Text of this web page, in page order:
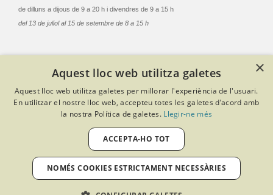
de dilluns a dijous de 9 a 20 h i divendres de 9 a 15 h
del 13 de juliol al 15 de setembre de 8 a 15 h
© Col·legi Oficial Infermeres i Infermers de Barcelona
Criteris de privacitat
Política de cookies
Avís legal
Política de protecció de dades
Política de qualitat
Desenvolupat amb Softeng Portal Builder
×
Aquest lloc web utilitza galetes
Aquest lloc web utilitza galetes per millorar l'experiència de l'usuari.
En utilitzar el nostre lloc web, accepteu totes les galetes d’acord amb
la nostra Política de galetes. Llegir-ne més
ACCEPTA-HO TOT
NOMÉS COOKIES ESTRICTAMENT NECESSÀRIES